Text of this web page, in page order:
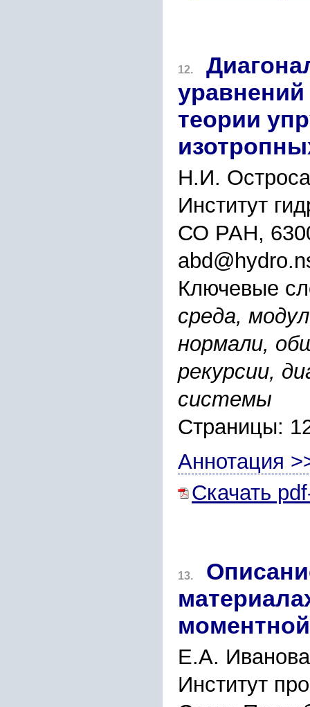
12.
теории
Н.И.
Институт
СО РАН,
Ключевые
среда,
нормали,
рекурсии,
системы
Страницы:
Аннотация
Скачать
13.
Е.А.
Институт